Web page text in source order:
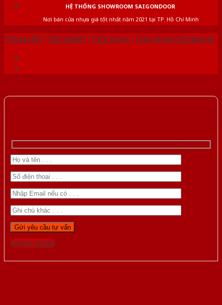
HỆ THỐNG SHOWROOM SAIGONDOOR
Nơi bán cửa nhựa giá tốt nhất năm 2021 tại TP. Hồ Chí Minh
Trang chủ /Sản phẩm /Cửa nhựa /Cửa nhựa Composite
Gọi 0976.169.864